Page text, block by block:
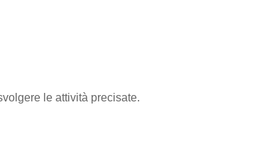
le attività precisate.